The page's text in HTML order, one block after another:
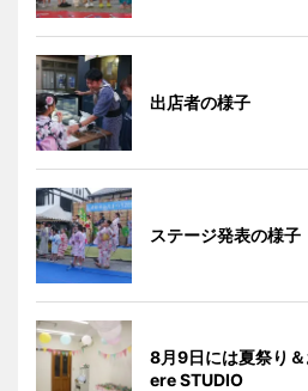
出店者の様子
ステージ発表の様子
8月9日には夏祭り
ere STUDIO